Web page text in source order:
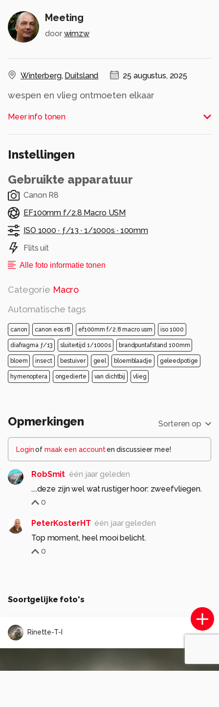
Meeting
door wimzw
Winterberg, Duitsland 25 augustus, 2025
wespen en vlieg ontmoeten elkaar
Alle rechten voorbehouden
Meer info tonen
Instellingen
Gebruikte apparatuur
Canon R8
EF100mm f/2.8 Macro USM
ISO 1000 · ƒ/13 · 1/1000s · 100mm
Flits uit
Alle foto informatie tonen
Categorie Macro
Automatische tags
canon canon eos r8 ef100mm f/2.8 macro usm iso 1000
diafragma ƒ/13 sluitertijd 1/1000s brandpuntafstand 100mm
bloem insect bestuiver geel bloemblaadje geleedpotige
hymenoptera ongedierte van dichtbij vlieg
Opmerkingen Sorteren op
Loginof maak een account en discussieer mee!
RobSmit één jaar geleden
....deze zijn wel wat rustiger hoor: zweefvliegen.
0
PeterKosterHT één jaar geleden
Top moment, heel mooi belicht.
0
Soortgelijke foto's
Rinette-T-I